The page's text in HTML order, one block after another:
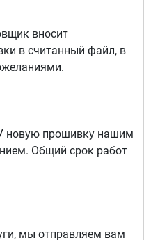
вносит
в считанный файл, в
новую прошивку нашим
Общий срок работ
мы отправляем вам